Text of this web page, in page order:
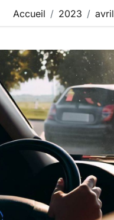
Accueil 2023 avril